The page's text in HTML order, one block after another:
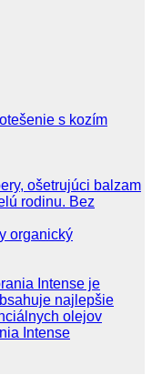
s kozím
organický
Intense